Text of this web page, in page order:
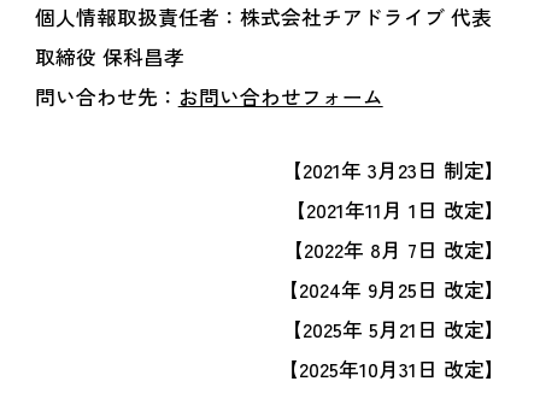
個人情報取扱責任者：株式会社チアドライブ 代表
取締役 保科昌孝
問い合わせ先： お問い合わせフォーム
【2021年 3月23日 制定】
【2021年11月 1日 改定】
【2022年 8月 7日 改定】
【2024年 9月25日 改定】
【2025年 5月21日 改定】
【2025年10月31日 改定】